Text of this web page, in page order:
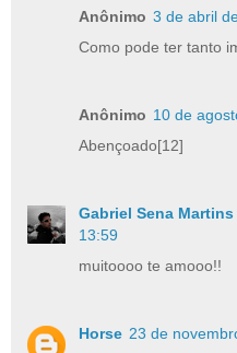
Anônimo 3 de abril
Como pode ter tanto
Anônimo 10 de
Abençoado[12]
Gabriel Sena Martins
13:59
muitoooo te amooo!!
Horse 23 de